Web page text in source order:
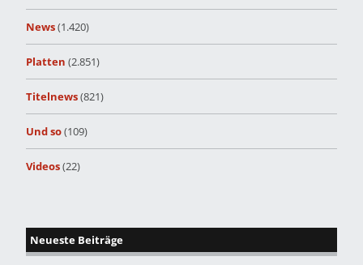
News(1.420)
Platten (2.851)
Titelnews(821)
Und so(109)
Videos(22)
Neueste Beiträge